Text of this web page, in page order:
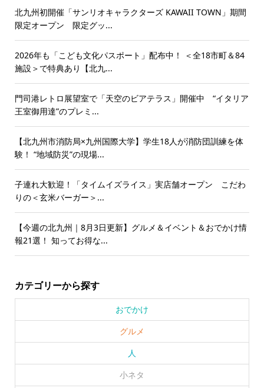
北九州初開催「サンリオキャラクターズ KAWAII TOWN」期間
限定オープン 限定グッ...
2026年も「こども文化パスポート」配布中！ ＜全18市町＆84
施設＞で特典あり【北九...
門司港レトロ展望室で「天空のビアテラス」開催中 “イタリア
王室御用達”のプレミ...
【北九州市消防局×九州国際大学】学生18人が消防団訓練を体
験！ “地域防災”の現場...
子連れ大歓迎！「タイムイズライス」実店舗オープン こだわ
りの＜玄米バーガー＞...
【今週の北九州｜8月3日更新】グルメ＆イベント＆おでかけ情
報21選！ 知ってお得な...
カテゴリーから探す
おでかけ
グルメ
人
小ネタ